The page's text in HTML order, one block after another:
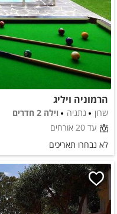
הרמוניה ויליג
שרון נתניה
וילה 2 חדרים
עד 20 אורחים
לא נבחרו תאריכים